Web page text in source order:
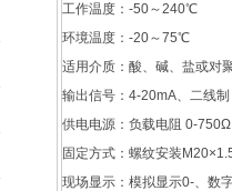
工作温度：-50～240℃
环境温度：-20～75℃
适用介质：酸、碱、盐或对
输出信号：4-20mA、二线制
供电电源：负载电阻 0-
固定方式：螺纹安装
现场显示：模拟显示0-、数